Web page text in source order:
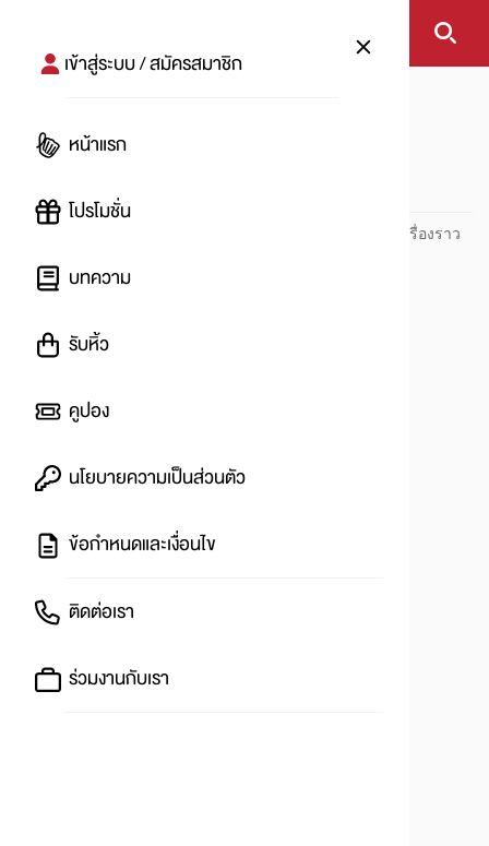
เข้าสู่ระบบ / สมัครสมาชิก
หน้าแรก
โปรโมชั่น
บทความ
รับหิ้ว
คูปอง
นโยบายความเป็นส่วนตัว
ข้อกำหนดและเงื่อนไข
ติดต่อเรา
ร่วมงานกับเรา
ปันโปร PUNPRO ที่ 1 ด้านโปรโมชัน อัปเดตและติดตามทุกเรื่องราว